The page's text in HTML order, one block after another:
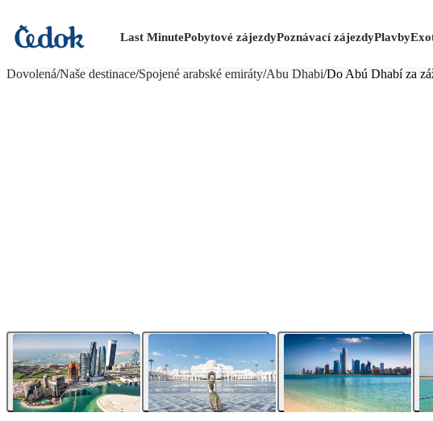
Last MinutePobytové zájezdyPoznávací zájezdyPlavby
Dovolená/Naše destinace/Spojené arabské emiráty/Abu Dhabi/Do Abú Dhabí za